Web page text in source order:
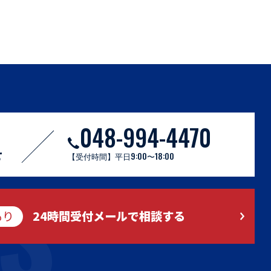
048-994-4470
【受付時間】平日9:00〜18:00
24時間受付メールで相談する